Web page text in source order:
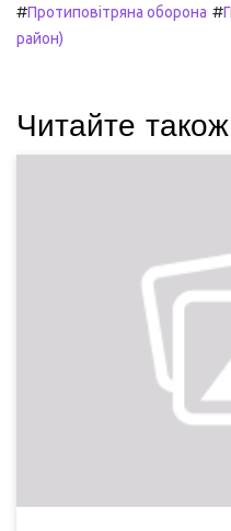
#Протиповітряна оборона #
район)
Читайте також